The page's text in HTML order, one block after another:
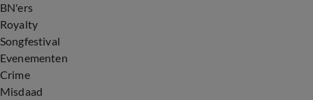
BN'ers
Royalty
Songfestival
Evenementen
Crime
Misdaad